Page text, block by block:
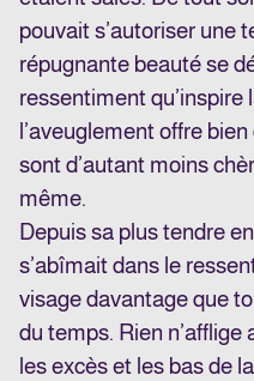
pouvait s’autoriser une
répugnante beauté se
ressentiment qu’inspire
l’aveuglement offre
sont d’autant moins
même.
Depuis sa plus tendre
s’abîmait dans le
visage davantage que
du temps. Rien
les excès et les bas de